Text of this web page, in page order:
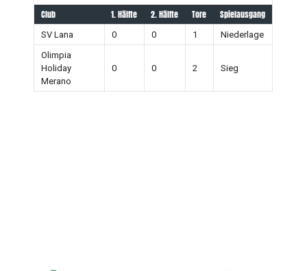
Club 1. Hälfte 2. Hälfte Tore Spielausgang
SV Lana 0 0 1
Niederlage
Olimpia
Holiday
Merano
0 0 2 Sieg